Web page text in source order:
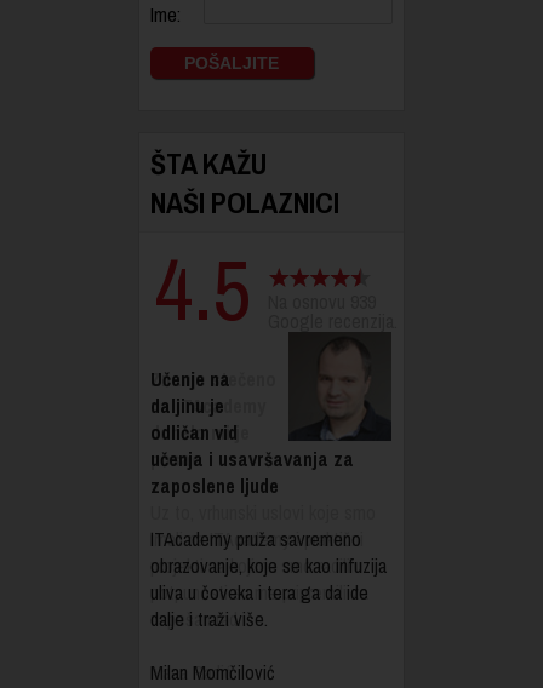
Ime:
ŠTA KAŽU
NAŠI POLAZNICI
4.5
Učenje na
daljinu je
odličan vid
učenja i usavršavanja za
zaposlene ljude
ITAcademy pruža savremeno
obrazovanje, koje se kao infuzija
uliva u čoveka i tera ga da ide
dalje i traži više.
Milan Momčilović